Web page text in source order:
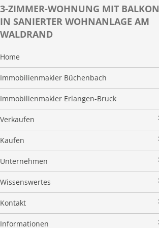
3-ZIMMER-WOHNUNG MIT BALKON
IN SANIERTER WOHNANLAGE AM
WALDRAND
Home
Immobilienmakler Büchenbach
Immobilienmakler Erlangen-Bruck
Verkaufen
Verkaufsanfrage
Referenzobjekte
Makleralleinauftrag
Wertermittlung
Verkaufsvorbereitung
Vermarktung
Kaufen
Immobilienangebote
Finanzierung
Suchauftrag
Unternehmen
Über uns
Kundenstimmen
Stielke-Facts
Wissenswertes
Immobilien News
Immobilien ABC
Kontakt
Impressum
Informationen